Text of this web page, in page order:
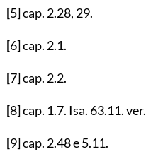
[5]cap. 2.28, 29.
[6]cap. 2.1.
[7]cap. 2.2.
[8]cap. 1.7. Isa. 63.11. ver.
[9]cap. 2.48e5.11.